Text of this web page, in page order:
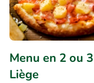
Menu en 2 ou
Liège